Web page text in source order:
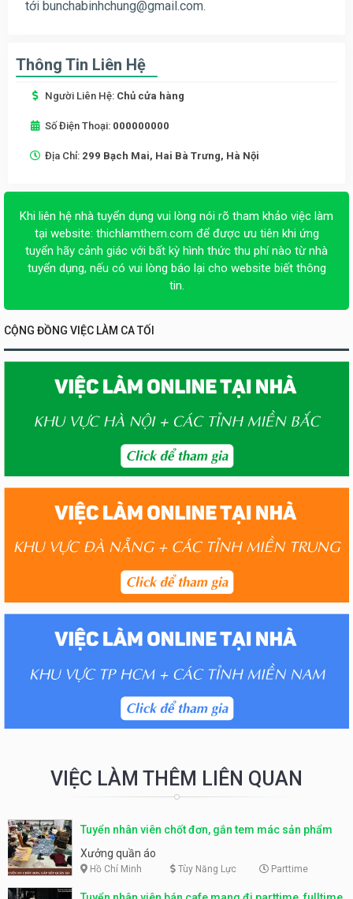
tới bunchabinhchung@gmail.com.
Thông Tin Liên Hệ
Người Liên Hệ: Chủ cửa hàng
Số Điện Thoại: 000000000
Địa Chỉ: 299 Bạch Mai, Hai Bà Trưng, Hà Nội
Khi liên hệ nhà tuyển dụng vui lòng nói rõ tham khảo việc làm
tại website: thichlamthem.com để được ưu tiên khi ứng
tuyển hãy cảnh giác với bất kỳ hình thức thu phí nào từ nhà
tuyển dụng, nếu có vui lòng báo lại cho website biết thông
tin.
CỘNG ĐỒNG VIỆC LÀM CA TỐI
VIỆC LÀM THÊM LIÊN QUAN
Tuyển nhân viên chốt đơn, gắn tem mác sản phẩm
Xưởng quần áo
Hồ Chí Minh Tùy Năng Lực Parttime